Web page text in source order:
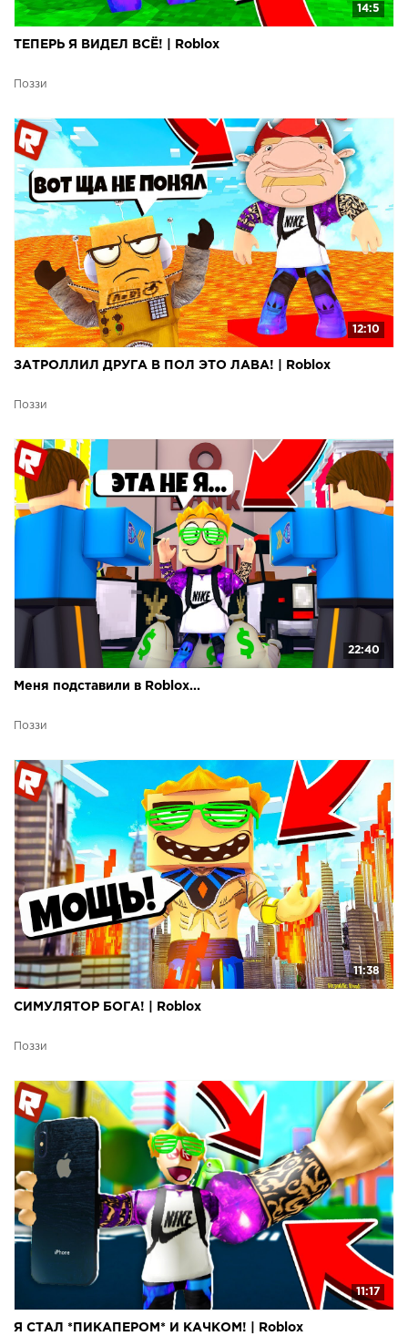
14:5
ТЕПЕРЬ Я ВИДЕЛ ВСЁ! | Roblox
Поззи
12:10
ЗАТРОЛЛИЛ ДРУГА В ПОЛ ЭТО ЛАВА! | Roblox
Поззи
22:40
Меня подставили в Roblox...
Поззи
11:38
СИМУЛЯТОР БОГА! | Roblox
Поззи
11:17
Я СТАЛ *ПИКАПЕРОМ* И КАЧКОМ! | Roblox